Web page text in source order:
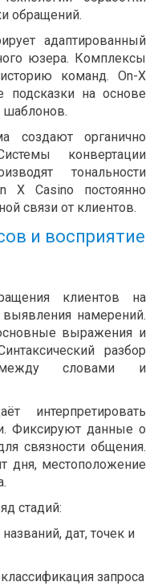
обращений.
адаптированный
юзера. Комплексы
команд. On-X
подсказки на основе
шаблонов.
создают органично
конвертации
тональности
X Casino постоянно
связи от клиентов.
и восприятие
клиентов на
намерений.
выражения и
разбор
между словами и
интерпретировать
Фиксируют данные о
связности общения.
дня, местоположение
стадий:
дат, точек и
запроса